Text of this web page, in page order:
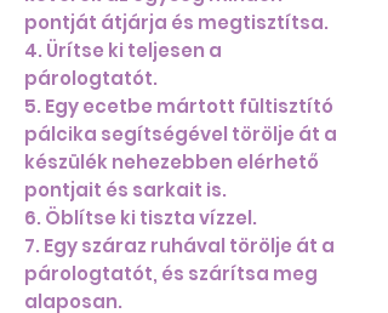
pontját átjárja és megtisztítsa.
4. Ürítse ki teljesen a
párologtatót.
5. Egy ecetbe mártott fültisztító
pálcika segítségével törölje át a
készülék nehezebben elérhető
pontjait és sarkait is.
6. Öblítse ki tiszta vízzel.
7. Egy száraz ruhával törölje át a
párologtatót, és szárítsa meg
alaposan.